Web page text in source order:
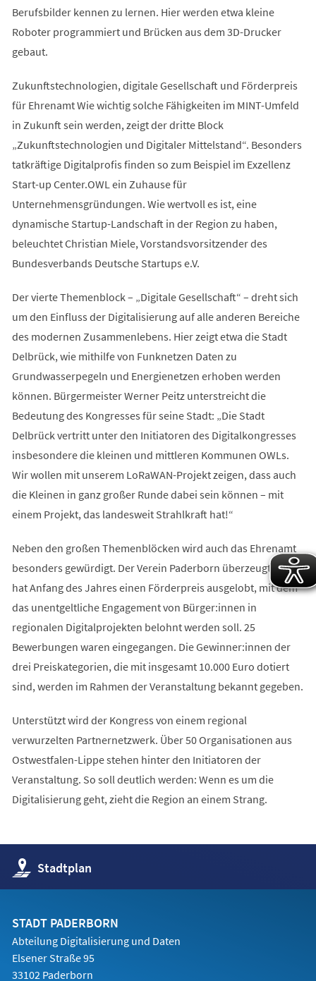
Berufsbilder kennen zu lernen. Hier werden etwa kleine
Roboter programmiert und Brücken aus dem 3D-Drucker
gebaut.
Zukunftstechnologien, digitale Gesellschaft und Förderpreis
für Ehrenamt Wie wichtig solche Fähigkeiten im MINT-Umfeld
in Zukunft sein werden, zeigt der dritte Block
„Zukunftstechnologien und Digitaler Mittelstand“. Besonders
tatkräftige Digitalprofis finden so zum Beispiel im Exzellenz
Start-up Center.OWL ein Zuhause für
Unternehmensgründungen. Wie wertvoll es ist, eine
dynamische Startup-Landschaft in der Region zu haben,
beleuchtet Christian Miele, Vorstandsvorsitzender des
Bundesverbands Deutsche Startups e.V.
Der vierte Themenblock – „Digitale Gesellschaft“ – dreht sich
um den Einfluss der Digitalisierung auf alle anderen Bereiche
des modernen Zusammenlebens. Hier zeigt etwa die Stadt
Delbrück, wie mithilfe von Funknetzen Daten zu
Grundwasserpegeln und Energienetzen erhoben werden
können. Bürgermeister Werner Peitz unterstreicht die
Bedeutung des Kongresses für seine Stadt: „Die Stadt
Delbrück vertritt unter den Initiatoren des Digitalkongresses
insbesondere die kleinen und mittleren Kommunen OWLs.
Wir wollen mit unserem LoRaWAN-Projekt zeigen, dass auch
die Kleinen in ganz großer Runde dabei sein können – mit
einem Projekt, das landesweit Strahlkraft hat!“
Neben den großen Themenblöcken wird auch das Ehrenamt
besonders gewürdigt. Der Verein Paderborn überzeugt e.V.
hat Anfang des Jahres einen Förderpreis ausgelobt, mit dem
das unentgeltliche Engagement von Bürger:innen in
regionalen Digitalprojekten belohnt werden soll. 25
Bewerbungen waren eingegangen. Die Gewinner:innen der
drei Preiskategorien, die mit insgesamt 10.000 Euro dotiert
sind, werden im Rahmen der Veranstaltung bekannt gegeben.
Unterstützt wird der Kongress von einem regional
verwurzelten Partnernetzwerk. Über 50 Organisationen aus
Ostwestfalen-Lippe stehen hinter den Initiatoren der
Veranstaltung. So soll deutlich werden: Wenn es um die
Digitalisierung geht, zieht die Region an einem Strang.
Stadtplan
(Öffnet
in
einem
Tab)
STADT PADERBORN
Abteilung Digitalisierung und Daten
Elsener Straße 95
33102 Paderborn